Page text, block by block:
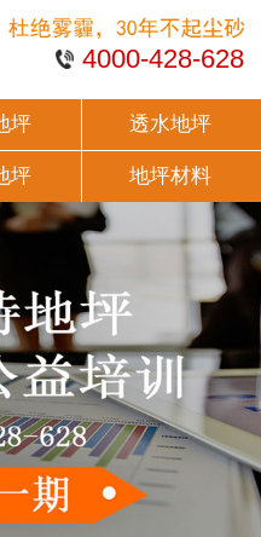
4000-428-628
坪 透水地坪
坪 地坪材料